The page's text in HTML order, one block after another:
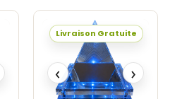
Livraison Gratuite
‹ ›